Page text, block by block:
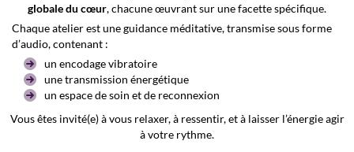
globale du cœur, chacune œuvrant sur une facette spécifique.
Chaque atelier est une guidance méditative, transmise sous forme
d’audio, contenant :
un encodage vibratoire
une transmission énergétique
un espace de soin et de reconnexion
Vous êtes invité(e) à vous relaxer, à ressentir, et à laisser l’énergie agir
à votre rythme.